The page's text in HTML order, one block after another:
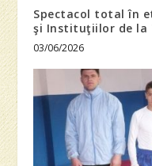
Spectacol total în
şi Instituţiilor de la
03/06/2026